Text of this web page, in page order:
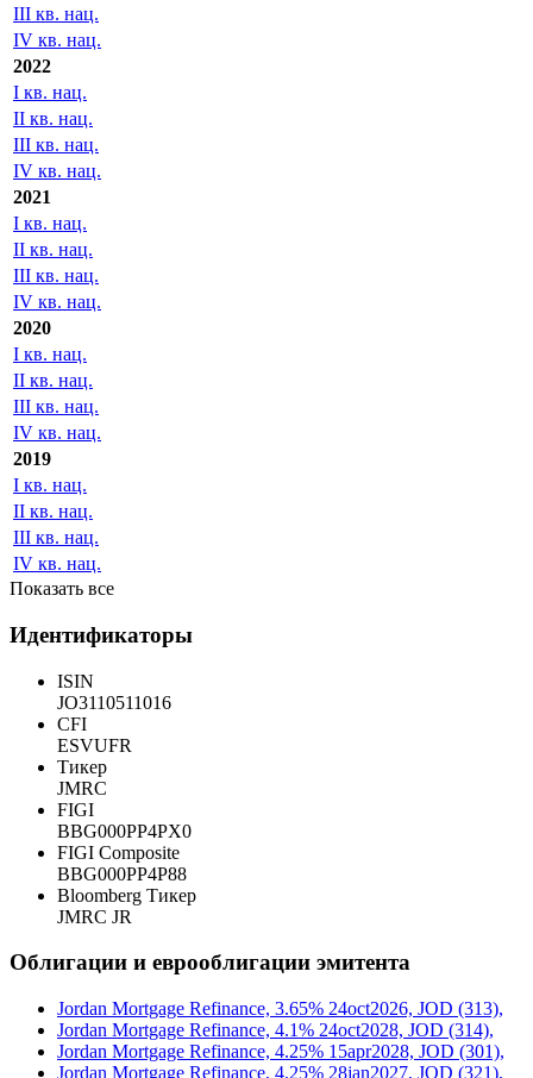
III кв. нац.
IV кв. нац.
2022
I кв. нац.
II кв. нац.
III кв. нац.
IV кв. нац.
2021
I кв. нац.
II кв. нац.
III кв. нац.
IV кв. нац.
2020
I кв. нац.
II кв. нац.
III кв. нац.
IV кв. нац.
2019
I кв. нац.
II кв. нац.
III кв. нац.
IV кв. нац.
Показать все
Идентификаторы
ISIN
JO3110511016
CFI
ESVUFR
Тикер
JMRC
FIGI
BBG000PP4PX0
FIGI Composite
BBG000PP4P88
Bloomberg Тикер
JMRC JR
Облигации и еврооблигации эмитента
Jordan Mortgage Refinance, 3.65% 24oct2026, JOD (313),
Jordan Mortgage Refinance, 4.1% 24oct2028, JOD (314),
Jordan Mortgage Refinance, 4.25% 15apr2028, JOD (301),
Jordan Mortgage Refinance, 4.25% 28jan2027, JOD (321),